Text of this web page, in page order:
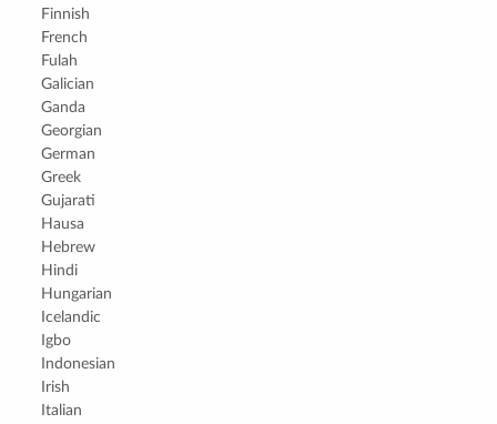
Finnish
French
Fulah
Galician
Ganda
Georgian
German
Greek
Gujarati
Hausa
Hebrew
Hindi
Hungarian
Icelandic
Igbo
Indonesian
Irish
Italian